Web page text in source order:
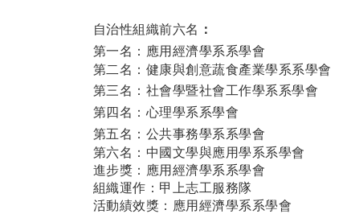
自治性組織前六名 ：
第一名：應用經濟學系系學會
第二名：健康與創意蔬食產業學系系學會
第三名：社會學暨社會工作學系系學會
第四名：心理學系系學會
第五名：公共事務學系系學會
第六名：中國文學與應用學系系學會
進步獎：應用經濟學系系學會
組織運作：甲上志工服務隊
活動績效獎：應用經濟學系系學會